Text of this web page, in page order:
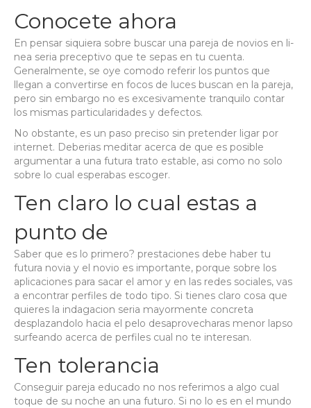
Conocete ahora
En pensar siquiera sobre buscar una pareja de novios en li­
nea seri­a preceptivo que te sepas en tu cuenta.
Generalmente, se oye comodo referir los puntos que
llegan a convertirse en focos de luces buscan en la pareja,
pero sin embargo no es excesivamente tranquilo contar
los mismas particularidades y defectos.
No obstante, es un paso preciso sin pretender ligar por
internet. Deberias meditar acerca de que es posible
argumentar a una futura trato estable, asi­ como no solo
sobre lo cual esperabas escoger.
Ten claro lo cual estas a
punto de
Saber que es lo primero? prestaciones debe haber tu
futura novia y el novio es importante, porque sobre los
aplicaciones para sacar el amor y en las redes sociales, vas
a encontrar perfiles de todo tipo. Si tienes claro cosa que
quieres la indagacion seria mayormente concreta
desplazandolo hacia el pelo desaprovecharas menor lapso
surfeando acerca de perfiles cual no te interesan.
Ten tolerancia
Conseguir pareja educado no nos referimos a algo cual
toque de su noche an una futuro. Si no lo es en el mundo